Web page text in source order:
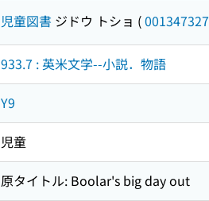
児童図書 ジドウ トショ (001347327
933.7 : 英米文学--小説．物語
Y9
児童
原タイトル: Boolar's big day out